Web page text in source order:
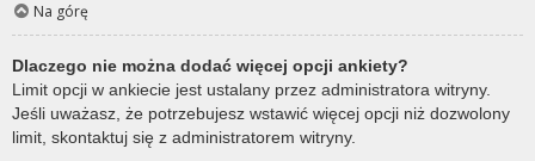
Na górę
Dlaczego nie można dodać więcej opcji ankiety?
Limit opcji w ankiecie jest ustalany przez administratora witryny.
Jeśli uważasz, że potrzebujesz wstawić więcej opcji niż dozwolony
limit, skontaktuj się z administratorem witryny.